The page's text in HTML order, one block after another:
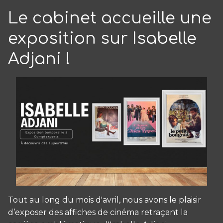
Le cabinet accueille une
exposition sur Isabelle
Adjani !
Tout au long du mois d'avril, nous avons le plaisir
d’exposer des affiches de cinéma retraçant la